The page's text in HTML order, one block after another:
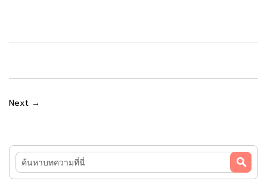
เงิน
กับ
Next →
ค้นหา